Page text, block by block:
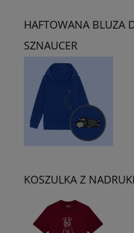
HAFTOWANA BLUZA
SZNAUCER
KOSZULKA Z